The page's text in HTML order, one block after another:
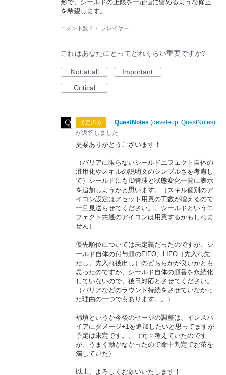
形で、シールドの上限を一定値に留めるような修正
を希望します。
コメント数 4 · プレイヤー
これはあなたにとってどれくらい重要ですか?
Not at all
Important
Critical
予定済み · QuestNotes (develeop, QuestNotes)
が返答しました
提案ありがとうございます！
（バリアに限らないシールドエフェクト自体の
汎用化やスキルの説明文のシンプルさを考慮し
て）シールドにもID管理と状態変化一覧に表示
を追加しようかと思います。（スキル個別のア
イコン設定はアセット用意の工数が増えるので
一旦見送らせてください。。シールドというエ
フェクト共通のアイコンは用意するかもしれま
せん）
優先順位については未定義だったのですが、シ
ールド自体の付与順のFIFO、LIFO（先入れ先
だし、先入れ後出し）のどちらかが良いかとも
思ったのですが、シールド自体の順番を永続化
していないので、後日対応とさせてください。
（バリアなどのラウンド持続をさせていなかっ
た理由の一つでもあります。。）
補填というか今後のセージの調整は、インスパ
イアにダメージ+1を追加したいと思ってますが
予定は未定です。。（元々考えていたのです
が、うまく動かなかったので命中判定でお茶を
濁していた）
以上、よろしくお願いいたします！